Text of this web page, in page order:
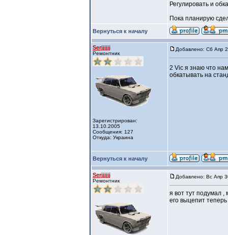
Регулировать и
Пока планирую
Вернуться к началу
Serjjjjjj
Ремонтник
Зарегистрирован:
13.10.2005
Сообщения: 127
Откуда: Украина
Добавлено: Сб Апр
2 Vic я знаю что
обкатывать на
Вернуться к началу
Serjjjjjj
Ремонтник
Добавлено: Вс Апр
я вот тут подумал
его выцепит